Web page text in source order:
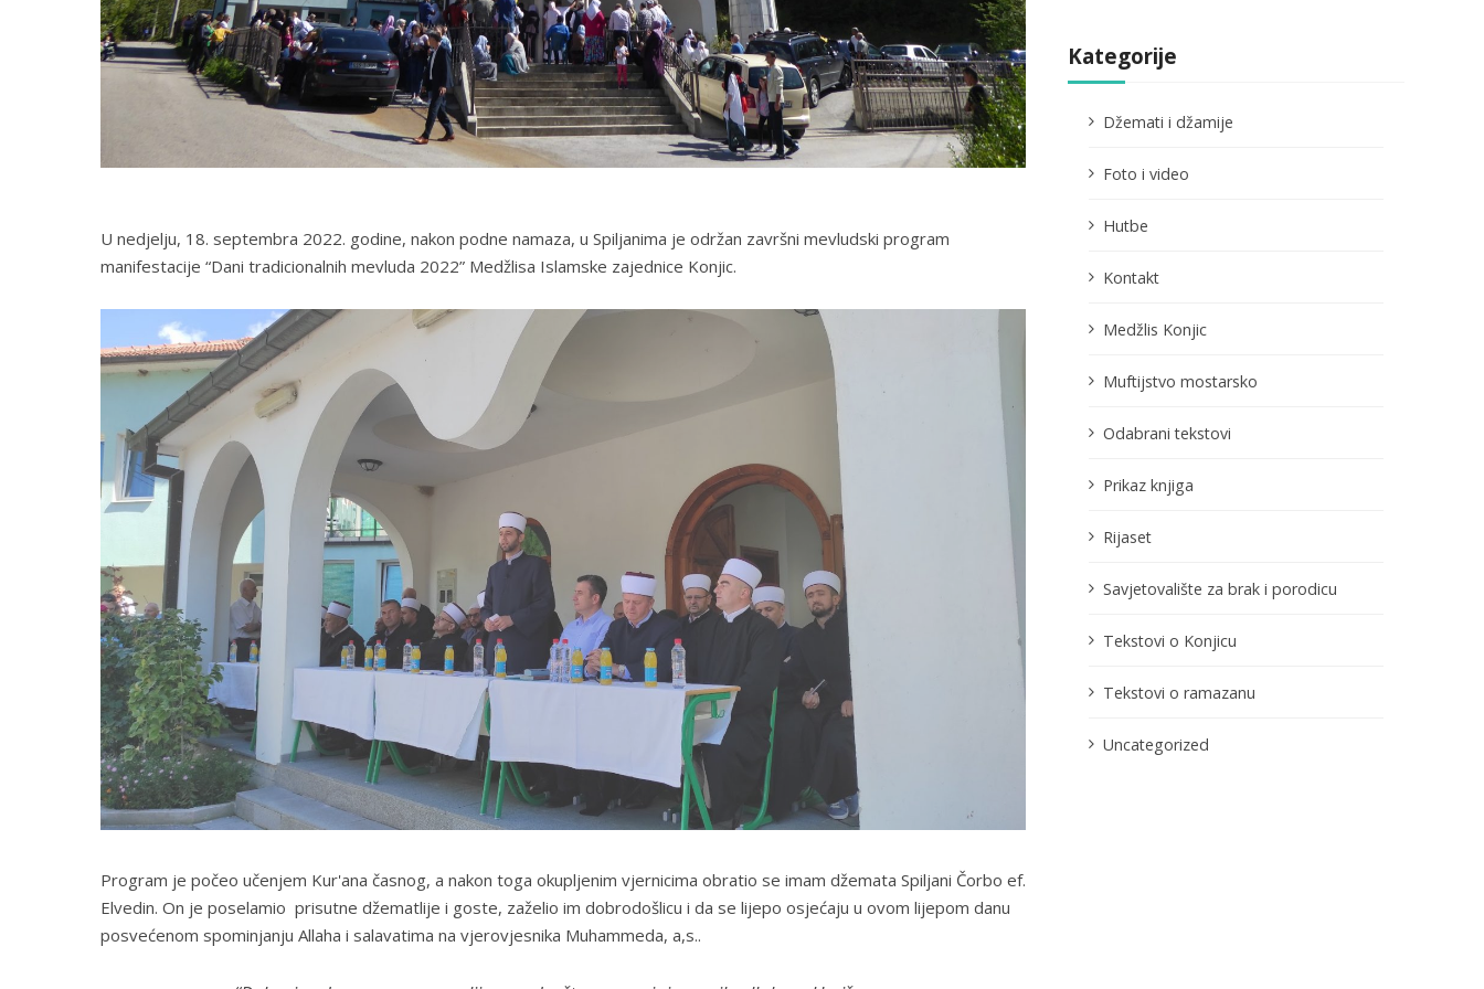
U nedjelju, 18. septembra 2022. godine, nakon podne namaza, u Spiljanima je održan završni mevludski program
manifestacije “Dani tradicionalnih mevluda 2022” Medžlisa Islamske zajednice Konjic.
Program je počeo učenjem Kur'ana časnog, a nakon toga okupljenim vjernicima obratio se imam džemata Spiljani Čorbo ef.
Elvedin. On je poselamio prisutne džematlije i goste, zaželio im dobrodošlicu i da se lijepo osjećaju u ovom lijepom danu
posvećenom spominjanju Allaha i salavatima na vjerovjesnika Muhammeda, a,s..
Kategorije
Džemati i džamije
Foto i video
Hutbe
Kontakt
Medžlis Konjic
Muftijstvo mostarsko
Odabrani tekstovi
Prikaz knjiga
Rijaset
Savjetovalište za brak i porodicu
Tekstovi o Konjicu
Tekstovi o ramazanu
Uncategorized